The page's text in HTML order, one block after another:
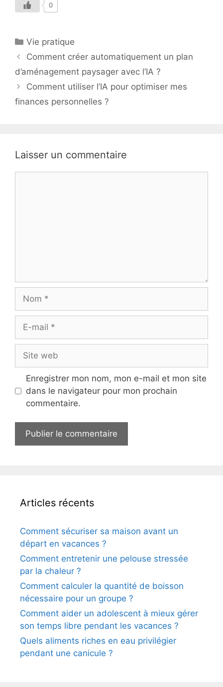
0
Catégories
Vie pratique
Comment créer automatiquement un plan
d’aménagement paysager avec l’IA ?
Comment utiliser l’IA pour optimiser mes
finances personnelles ?
Laisser un commentaire
mail
web
Enregistrer mon nom, mon e-mail et mon site
dans le navigateur pour mon prochain
commentaire.
Articles récents
Comment sécuriser sa maison avant un
départ en vacances ?
Comment entretenir une pelouse stressée
par la chaleur ?
Comment calculer la quantité de boisson
nécessaire pour un groupe ?
Comment aider un adolescent à mieux gérer
son temps libre pendant les vacances ?
Quels aliments riches en eau privilégier
pendant une canicule ?